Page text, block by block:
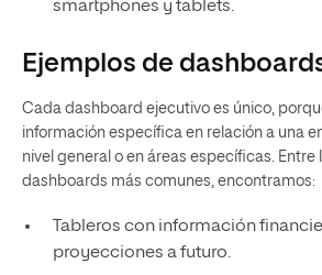
smartphones y tablets.
Ejemplos de
Cada dashboard ejecutivo es único,
información específica en relación a una
nivel general o en áreas específicas. Entre
dashboards más comunes, encontramos:
Tableros con información
proyecciones a futuro.